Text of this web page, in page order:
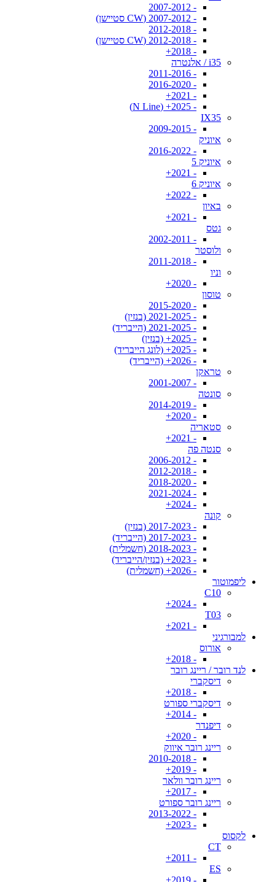
- 2007-2012
- 2007-2012 (CW סטיישן)
- 2012-2018
- 2012-2018 (CW סטיישן)
- 2018+
i35 / אלנטרה
- 2011-2016
- 2016-2020
- 2021+
- 2025+ (N Line)
IX35
- 2009-2015
איוניק
- 2016-2022
איוניק 5
- 2021+
איוניק 6
- 2022+
באיון
- 2021+
גטס
- 2002-2011
ולוסטר
- 2011-2018
וניו
- 2020+
טוסון
- 2015-2020
- 2021-2025 (בנזין)
- 2021-2025 (הייבריד)
- 2025+ (בנזין)
- 2025+ (לונג הייבריד)
- 2026+ (הייבריד)
טראקן
- 2001-2007
סונטה
- 2014-2019
- 2020+
סטאריה
- 2021+
סנטה פה
- 2006-2012
- 2012-2018
- 2018-2020
- 2021-2024
- 2024+
קונה
- 2017-2023 (בנזין)
- 2017-2023 (הייבריד)
- 2018-2023 (חשמלית)
- 2023+ (בנזין/הייבריד)
- 2026+ (חשמלית)
ליפמוטור
C10
- 2024+
T03
- 2021+
למבורגיני
אורוס
- 2018+
לנד רובר / ריינג רובר
דיסקברי
- 2018+
דיסקברי ספורט
- 2014+
דיפנדר
- 2020+
ריינג רובר איווק
- 2010-2018
- 2019+
ריינג רובר וולאר
- 2017+
ריינג רובר ספורט
- 2013-2022
- 2023+
לקסוס
CT
- 2011+
ES
- 2019+